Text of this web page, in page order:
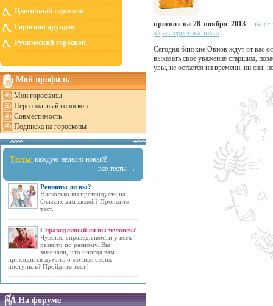
Цветочный гороскоп
Гороскоп друидов
Рунический гороскоп
Мой профиль
Мои гороскопы
Персональный гороскоп
Совместимость
Подписка на гороскопы
Тесты: каждую неделю новый!
все тесты →
Ревнивы ли вы?
Насколько вы претендуете на
близких вам людей? Пройдите
тест.
Справедливый ли вы человек?
Чувство справедливости у всех
развито по разному. Вы
замечали, что иногда вам
приходится думать о мотиве своих
поступков? Пройдите тест!
На форуме
прогноз на 28 ноября 2013
на
характеристика знака
Сегодня близкие Овнов ждут от вас
выказать свое уважение старшим,
увы, не остается ни времени, ни сил,